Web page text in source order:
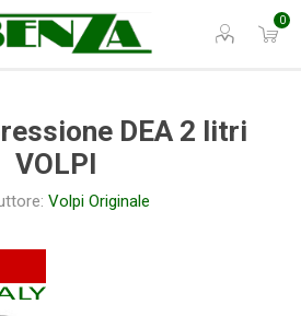
0
DEA 2 litri
VOLPI
Volpi Originale